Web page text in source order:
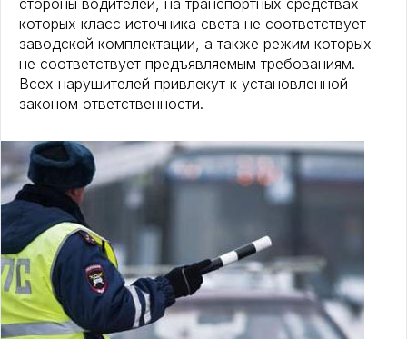
стороны водителей, на транспортных средствах
которых класс источника света не соответствует
заводской комплектации, а также режим которых
не соответствует предъявляемым требованиям.
Всех нарушителей привлекут к установленной
законом ответственности.